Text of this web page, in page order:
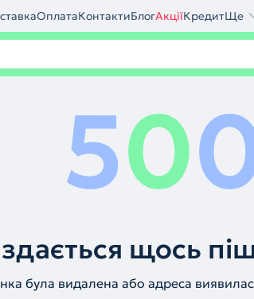
ОплатаКонтактиБлогАкціїКредитЩе
50
щось
була видалена або адреса